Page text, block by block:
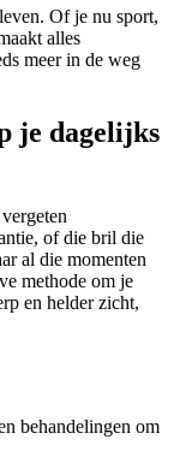
alles
meer in de weg
je dagelijks
of die bril die
al die momenten
methode om je
en helder zicht,
behandelingen om